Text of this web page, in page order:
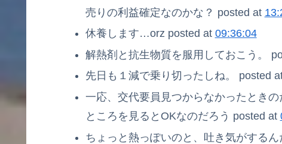
売りの利益確定なのかな？ posted at
休養します…orz posted at 09:36:04
解熱剤と抗生物質を服用しておこう。
先日も１減で乗り切ったしね。 posted
一応、交代要員見つからなかったとき
ところを見るとOKなのだろう posted at
ちょっと熱っぽいのと、吐き気がする